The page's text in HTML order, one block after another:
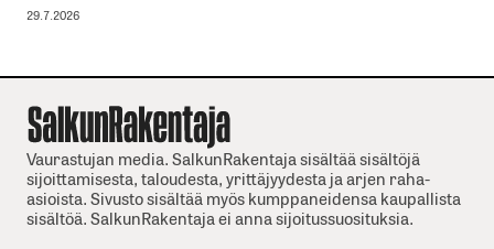
29.7.2026
Vaurastujan media. SalkunRakentaja sisältää sisältöjä
sijoittamisesta, taloudesta, yrittäjyydesta ja arjen raha-
asioista. Sivusto sisältää myös kumppaneidensa kaupallista
sisältöä. SalkunRakentaja ei anna sijoitussuosituksia.